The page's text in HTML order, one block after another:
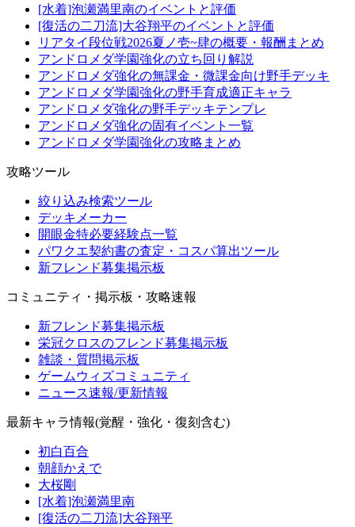
[水着]泡瀬満里南のイベントと評価
[復活の二刀流]大谷翔平のイベントと評価
リアタイ段位戦2026夏ノ壱~肆の概要・報酬まとめ
アンドロメダ学園強化の立ち回り解説
アンドロメダ強化の無課金・微課金向け野手デッキ
アンドロメダ学園強化の野手育成適正キャラ
アンドロメダ強化の野手デッキテンプレ
アンドロメダ強化の固有イベント一覧
アンドロメダ学園強化の攻略まとめ
攻略ツール
絞り込み検索ツール
デッキメーカー
開眼金特必要経験点一覧
パワクエ契約書の査定・コスパ算出ツール
新フレンド募集掲示板
コミュニティ・掲示板・攻略速報
新フレンド募集掲示板
栄冠クロスのフレンド募集掲示板
雑談・質問掲示板
ゲームウィズコミュニティ
ニュース速報/更新情報
最新キャラ情報(覚醒・強化・復刻含む)
初白百合
朝顔かえで
大桜剛
[水着]泡瀬満里南
[復活の二刀流]大谷翔平